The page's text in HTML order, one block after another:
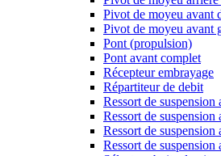
Pivot de moyeu avant
Pivot de moyeu avant
Pont (propulsion)
Pont avant complet
Récepteur embrayage
Répartiteur de debit
Ressort de suspension
Ressort de suspension
Ressort de suspension
Ressort de suspension